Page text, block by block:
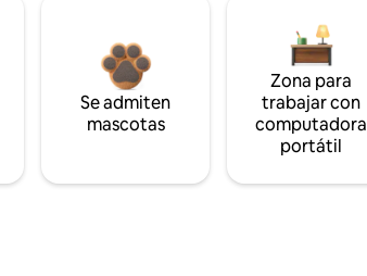
Se admiten
mascotas
Zona para
trabajar con
computadora
portátil